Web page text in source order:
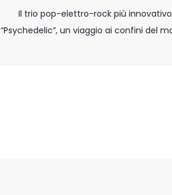
Il trio pop-elettro-rock più
“Psychedelic”, un viaggio ai confini del